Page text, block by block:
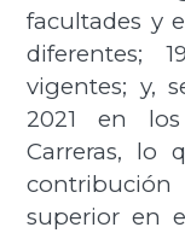
facultades y
diferentes;
vigentes; y,
2021 en
Carreras, lo
superior en